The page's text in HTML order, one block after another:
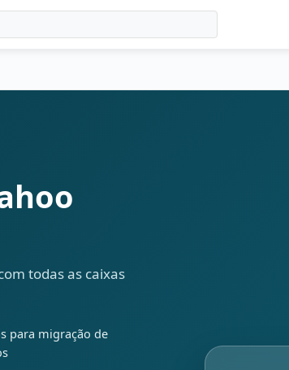
todas as caixas
para migração de